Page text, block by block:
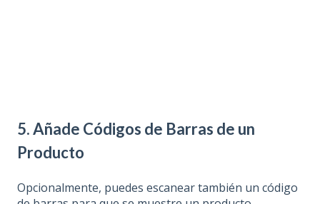
5. Añade Códigos de Barras de un
Producto
Opcionalmente, puedes escanear también un código